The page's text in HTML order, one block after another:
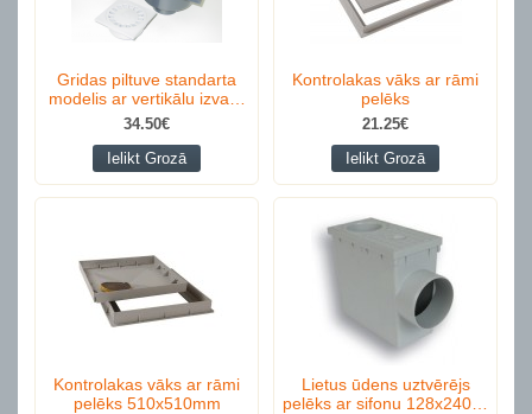
Gridas piltuve standarta
modelis ar vertikālu izva…
34.50€
Ielikt Grozā
Kontrolakas vāks ar rāmi
pelēks
21.25€
Ielikt Grozā
Kontrolakas vāks ar rāmi
pelēks 510x510mm
Lietus ūdens uztvērējs
pelēks ar sifonu 128x240…